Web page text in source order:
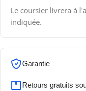
Le coursier livrera à
indiquée.
Garantie
Retours gratuits